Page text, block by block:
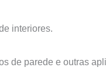
interiores.
de parede e outras